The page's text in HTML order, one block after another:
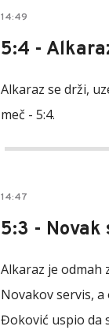
14:49
5:4 -
Alkaraz se drži,
meč - 5:4.
14:47
5:3 - Novak
Alkaraz je odmah
Novakov servis,
Đoković uspio da